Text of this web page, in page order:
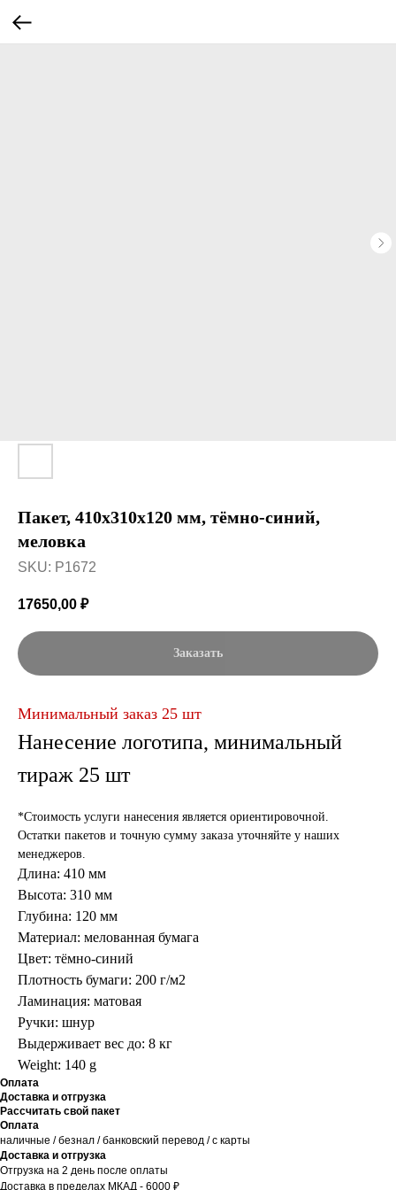
Пакет, 410x310x120 мм, тёмно-синий,
меловка
SKU: P1672
17650,00 ₽
Заказать
Минимальный заказ 25 шт
Нанесение логотипа, минимальный
тираж 25 шт
*Стоимость услуги нанесения является ориентировочной.
Остатки пакетов и точную сумму заказа уточняйте у наших
менеджеров.
Длина: 410 мм
Высота: 310 мм
Глубина: 120 мм
Материал: мелованная бумага
Цвет: тёмно-синий
Плотность бумаги: 200 г/м2
Ламинация: матовая
Ручки: шнур
Выдерживает вес до: 8 кг
Weight: 140 g
Оплата
Доставка и отгрузка
Рассчитать свой пакет
Оплата
наличные / безнал / банковский перевод / с карты
Доставка и отгрузка
Отгрузка на 2 день после оплаты
Доставка в пределах МКАД - 6000 ₽